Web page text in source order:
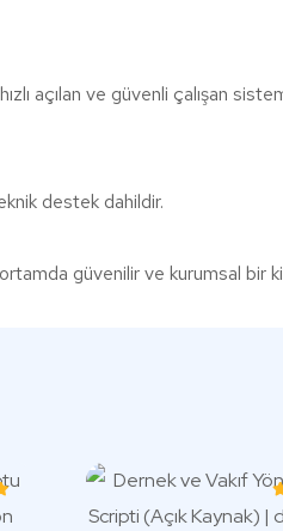
açılan ve güvenli çalışan
destek dahildir.
güvenilir ve kurumsal bir